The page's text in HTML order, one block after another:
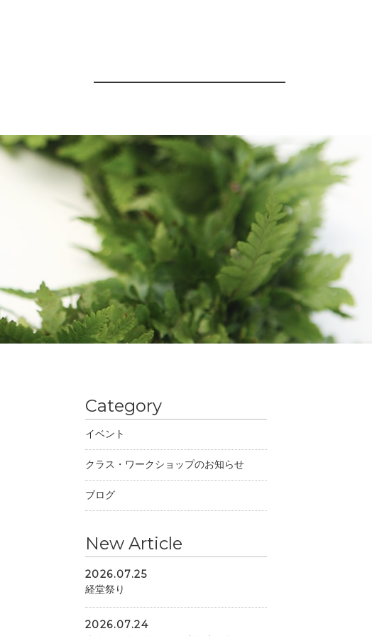
Category
イベント
クラス・ワークショップのお知らせ
ブログ
New Article
2026.07.25
経堂祭り
2026.07.24